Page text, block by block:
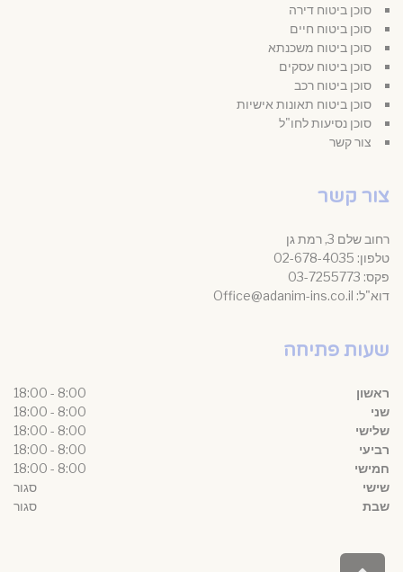
סוכן ביטוח דירה
סוכן ביטוח חיים
סוכן ביטוח משכנתא
סוכן ביטוח עסקים
סוכן ביטוח רכב
סוכן ביטוח תאונות אישיות
סוכן נסיעות לחו"ל
צור קשר
צור קשר
רחוב שלם 3, רמת גן
טלפון: 02-678-4035
פקס: 03-7255773
דוא"ל: Office@adanim-ins.co.il
שעות פתיחה
ראשון
8:00 - 18:00
שני
8:00 - 18:00
שלישי
8:00 - 18:00
רביעי
8:00 - 18:00
חמישי
8:00 - 18:00
שישי
סגור
שבת
סגור